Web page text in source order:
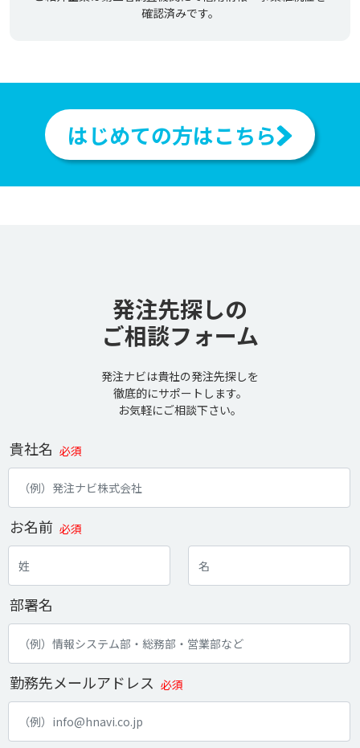
確認済みです。
はじめての方はこちら
発注先探しの
ご相談フォーム
発注ナビは貴社の発注先探しを
徹底的にサポートします。
お気軽にご相談下さい。
貴社名 必須
お名前 必須
部署名
勤務先メールアドレス 必須